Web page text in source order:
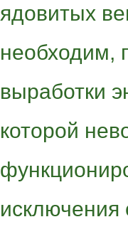
ядовитых
необходим,
выработки
которой
исключения